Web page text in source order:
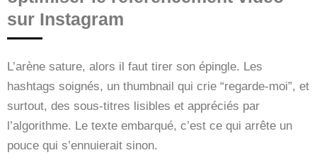
sur Instagram
L’arène sature, alors il faut tirer son épingle. Les
hashtags soignés, un thumbnail qui crie “regarde-moi”, et
surtout, des sous-titres lisibles et appréciés par
l’algorithme. Le texte embarqué, c’est ce qui arrête un
pouce qui s’ennuierait sinon.